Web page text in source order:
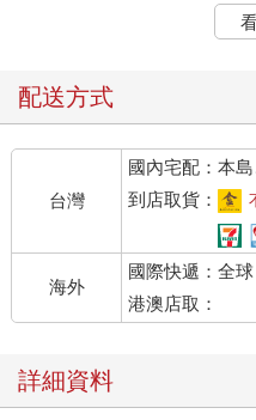
他並不是駝背，而是那些被他
他不是人，而是一個怪物殺人
來！
身穿警服的青年。
他們隱約記得，這名青年叫莊
莊天然拿著地下室裡唯一能夠
上一噴，頓時白霧瀰漫。然而
「嘻嘻嘻！」殺人魔笑容滿面
他繼續往前俯衝，沒想到，忽
來，他被正面擊中，瞬間被打
原來，青年的目的並不是要阻
眾人總算鬆了口氣，頓時泣
天然。
配送方式
台灣
國內宅配：本
到店取貨：
海外
國際快遞：全球
港澳店取：
詳細資料